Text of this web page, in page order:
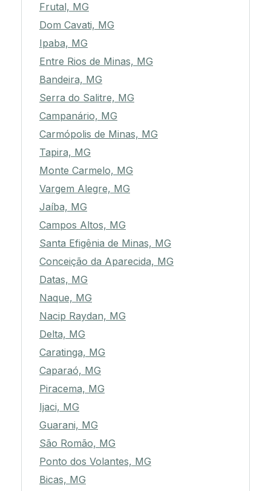
Frutal, MG
Dom Cavati, MG
Ipaba, MG
Entre Rios de Minas, MG
Bandeira, MG
Serra do Salitre, MG
Campanário, MG
Carmópolis de Minas, MG
Tapira, MG
Monte Carmelo, MG
Vargem Alegre, MG
Jaíba, MG
Campos Altos, MG
Santa Efigênia de Minas, MG
Conceição da Aparecida, MG
Datas, MG
Naque, MG
Nacip Raydan, MG
Delta, MG
Caratinga, MG
Caparaó, MG
Piracema, MG
Ijaci, MG
Guarani, MG
São Romão, MG
Ponto dos Volantes, MG
Bicas, MG